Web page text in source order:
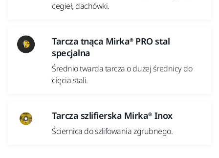
cegieł, dachówki.
Tarcza tnąca Mirka® PRO stal
specjalna
Średnio twarda tarcza o dużej średnicy do
cięcia stali.
Tarcza szlifierska Mirka® Inox
Ściernica do szlifowania zgrubnego.